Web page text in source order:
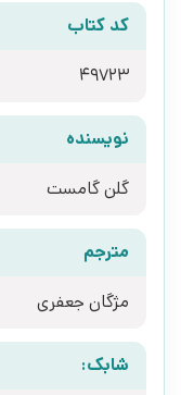
کد کتاب
49723
نویسنده
گلن گامست
مترجم
مژگان جعفری
شابک: